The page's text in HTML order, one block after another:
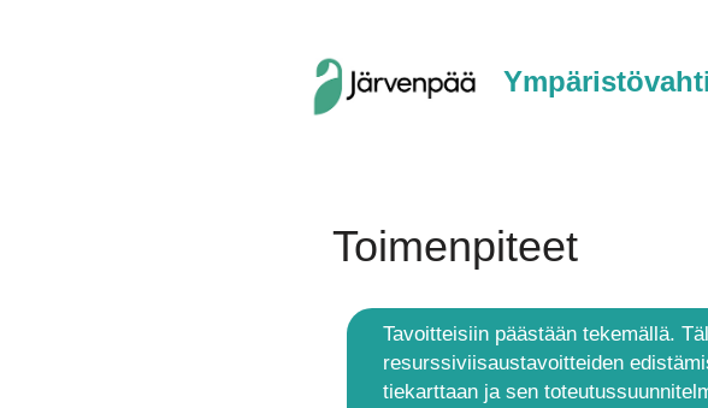
Ympäristövahti
Toimenpiteet
Tavoitteisiin päästään tekemällä.
resurssiviisaustavoitteiden
tiekarttaan ja sen